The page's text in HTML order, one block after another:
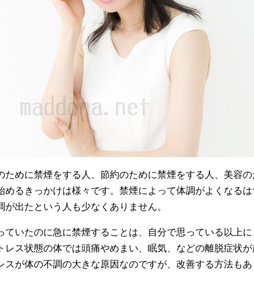
ために禁煙をする人、節約のために禁煙をする人、美容
めるきっかけは様々です。禁煙によって体調がよくなる
が出たという人も少なくありません。
ていたのに急に禁煙することは、自分で思っている以上に
レス状態の体では頭痛やめまい、眠気、などの離脱症状が
スが体の不調の大きな原因なのですが、改善する方法もあ